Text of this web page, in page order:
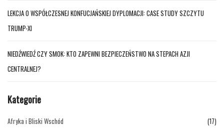
LEKCJA O WSPÓŁCZESNEJ KONFUCJAŃSKIEJ DYPLOMACJI: CASE STUDY SZCZYTU
TRUMP-XI
NIEDŹWIEDŹ CZY SMOK: KTO ZAPEWNI BEZPIECZEŃSTWO NA STEPACH AZJI
CENTRALNEJ?
Kategorie
Afryka i Bliski Wschód
(17)